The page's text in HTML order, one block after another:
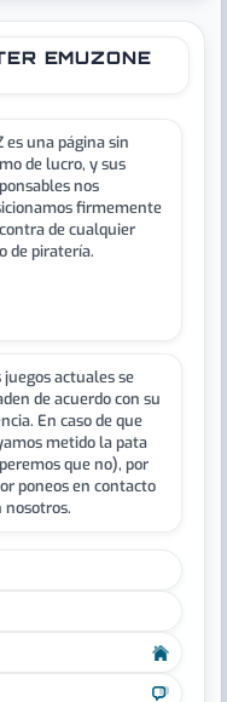
EMUZONE
es una página sin
de lucro, y sus
nos
firmemente
de cualquier
de piratería.
juegos actuales se
de acuerdo con su
En caso de que
metido la pata
que no), por
poneos en contacto
nosotros.